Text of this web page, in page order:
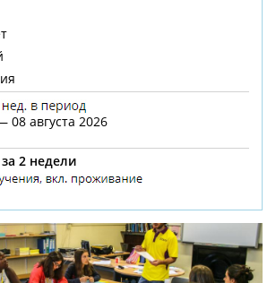
августа 2026
2 недели